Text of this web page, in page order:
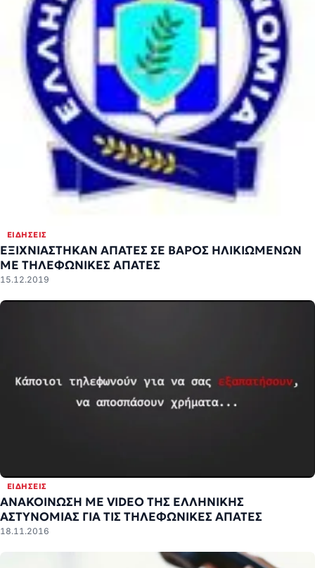
ΕΙΔΉΣΕΙΣ
ΕΞΙΧΝΙΑΣΤΗΚΑΝ ΑΠΑΤΕΣ ΣΕ ΒΑΡΟΣ ΗΛΙΚΙΩΜΕΝΩΝ
ME ΤΗΛΕΦΩΝΙΚΕΣ ΑΠΑΤΕΣ
15.12.2019
ΕΙΔΉΣΕΙΣ
ΑΝΑΚΟΙΝΩΣΗ ΜΕ VIDEΟ ΤΗΣ ΕΛΛΗΝΙΚΗΣ
ΑΣΤΥΝΟΜΙΑΣ ΓΙΑ ΤΙΣ ΤΗΛΕΦΩΝΙΚΕΣ ΑΠΑΤΕΣ
18.11.2016